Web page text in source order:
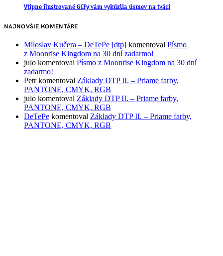
Vtipne ilustrované GIFy vám vykúzlia úsmev na tvári
NAJNOVŠIE KOMENTÁRE
Miloslav Kučera – DeTePe [dtp] komentoval Písmo
z Moonrise Kingdom na 30 dní zadarmo!
julo komentoval Písmo z Moonrise Kingdom na 30 dní
zadarmo!
Petrkomentoval Základy DTP II. – Priame farby,
PANTONE, CMYK, RGB
julo komentoval Základy DTP II. – Priame farby,
PANTONE, CMYK, RGB
DeTePe komentoval Základy DTP II. – Priame farby,
PANTONE, CMYK, RGB